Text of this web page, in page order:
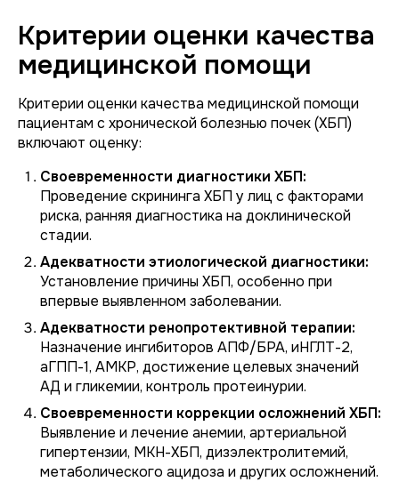
Критерии оценки качества
медицинской помощи
Критерии оценки качества медицинской помощи
пациентам с хронической болезнью почек (ХБП)
включают оценку:
Своевременности диагностики ХБП:
Проведение скрининга ХБП у лиц с факторами
риска, ранняя диагностика на доклинической
стадии.
Адекватности этиологической диагностики:
Установление причины ХБП, особенно при
впервые выявленном заболевании.
Адекватности ренопротективной терапии:
Назначение ингибиторов АПФ/БРА, иНГЛТ-2,
аГПП-1, АМКР, достижение целевых значений
АД и гликемии, контроль протеинурии.
Своевременности коррекции осложнений ХБП:
Выявление и лечение анемии, артериальной
гипертензии, МКН-ХБП, дизэлектролитемий,
метаболического ацидоза и других осложнений.